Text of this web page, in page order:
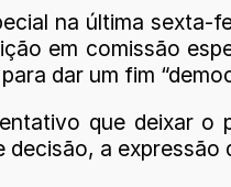
na última sexta-
em comissão
dar um fim
que deixar o
a